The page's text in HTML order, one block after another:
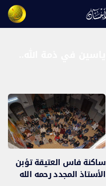
ساكنة فاس العتيقة تؤبن
الأستاذ المجدد رحمه الله